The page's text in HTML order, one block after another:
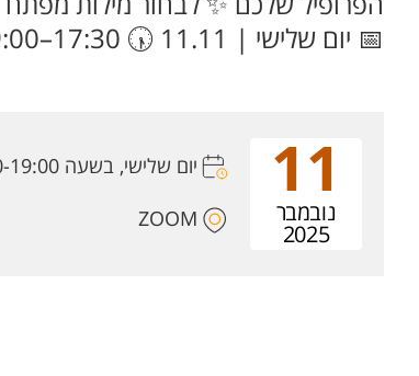
📅 יום שלישי | 11.11 🕠 17:30–19:00 💻 איפה? ZOOM 💰 עלות השתתפות: 50 ₪
11
נובמבר
2025
יום שלישי, בשעה 17:30-19:00
ZOOM